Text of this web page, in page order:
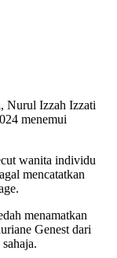
Nurul Izzah Izzati
menemui
wanita individu
mencatatkan
menamatkan
Genest dari